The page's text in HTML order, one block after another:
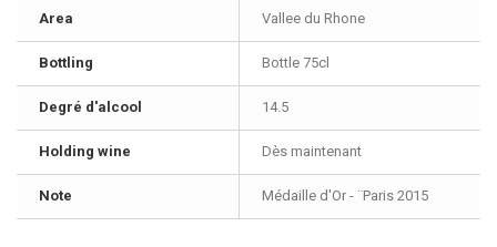
Area Vallee du Rhone
Bottling Bottle 75cl
Degré d'alcool 14.5
Holding wine Dès maintenant
Note Médaille d'Or - ¨Paris 2015